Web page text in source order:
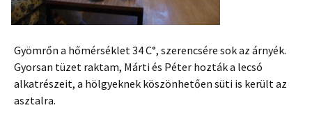
Gyömrőn a hőmérséklet 34 C°, szerencsére sok az árnyék.
Gyorsan tüzet raktam, Márti és Péter hozták a lecsó
alkatrészeit, a hölgyeknek köszönhetően süti is került az
asztalra.